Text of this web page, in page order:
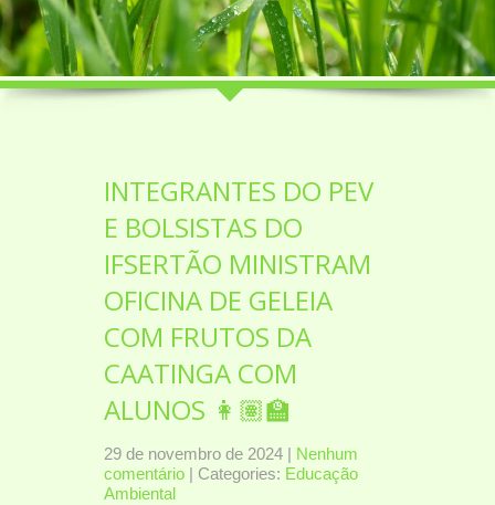
INTEGRANTES DO PEV
E BOLSISTAS DO
IFSERTÃO MINISTRAM
OFICINA DE GELEIA
COM FRUTOS DA
CAATINGA COM
ALUNOS 👩🏽‍🏫
29 de novembro de 2024 | Nenhum
comentário | Categories: Educação
Ambiental